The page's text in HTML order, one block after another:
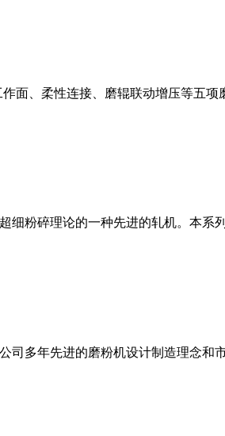
面、柔性连接、磨辊联动增压等五
粉碎理论的一种先进的轧机。本系
多年先进的磨粉机设计制造理念和